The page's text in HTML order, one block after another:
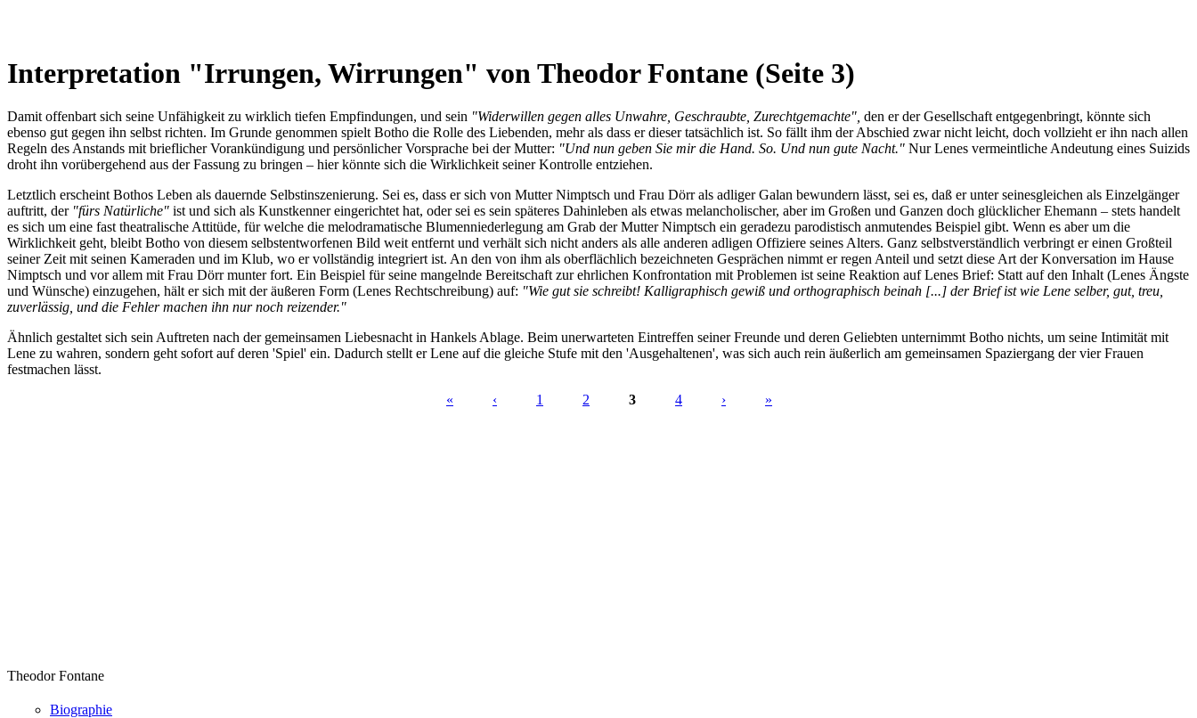
Interpretation "Irrungen, Wirrungen" von Theodor Fontane (Seite 3)
Damit offenbart sich seine Unfähigkeit zu wirklich tiefen Empfindungen, und sein "Widerwillen gegen alles Unwahre, Geschraubte, Zurechtgemachte", den er der Gesellschaft entgegenbringt, könnte sich
ebenso gut gegen ihn selbst richten. Im Grunde genommen spielt Botho die Rolle des Liebenden, mehr als dass er dieser tatsächlich ist. So fällt ihm der Abschied zwar nicht leicht, doch vollzieht er ihn nach allen
Regeln des Anstands mit brieflicher Vorankündigung und persönlicher Vorsprache bei der Mutter: "Und nun geben Sie mir die Hand. So. Und nun gute Nacht." Nur Lenes vermeintliche Andeutung eines Suizids
droht ihn vorübergehend aus der Fassung zu bringen – hier könnte sich die Wirklichkeit seiner Kontrolle entziehen.
Letztlich erscheint Bothos Leben als dauernde Selbstinszenierung. Sei es, dass er sich von Mutter Nimptsch und Frau Dörr als adliger Galan bewundern lässt, sei es, daß er unter seinesgleichen als Einzelgänger
auftritt, der "fürs Natürliche" ist und sich als Kunstkenner eingerichtet hat, oder sei es sein späteres Dahinleben als etwas melancholischer, aber im Großen und Ganzen doch glücklicher Ehemann – stets handelt
es sich um eine fast theatralische Attitüde, für welche die melodramatische Blumenniederlegung am Grab der Mutter Nimptsch ein geradezu parodistisch anmutendes Beispiel gibt. Wenn es aber um die
Wirklichkeit geht, bleibt Botho von diesem selbstentworfenen Bild weit entfernt und verhält sich nicht anders als alle anderen adligen Offiziere seines Alters. Ganz selbstverständlich verbringt er einen Großteil
seiner Zeit mit seinen Kameraden und im Klub, wo er vollständig integriert ist. An den von ihm als oberflächlich bezeichneten Gesprächen nimmt er regen Anteil und setzt diese Art der Konversation im Hause
Nimptsch und vor allem mit Frau Dörr munter fort. Ein Beispiel für seine mangelnde Bereitschaft zur ehrlichen Konfrontation mit Problemen ist seine Reaktion auf Lenes Brief: Statt auf den Inhalt (Lenes Ängste
und Wünsche) einzugehen, hält er sich mit der äußeren Form (Lenes Rechtschreibung) auf: "Wie gut sie schreibt! Kalligraphisch gewiß und orthographisch beinah [...] der Brief ist wie Lene selber, gut, treu,
zuverlässig, und die Fehler machen ihn nur noch reizender."
Ähnlich gestaltet sich sein Auftreten nach der gemeinsamen Liebesnacht in Hankels Ablage. Beim unerwarteten Eintreffen seiner Freunde und deren Geliebten unternimmt Botho nichts, um seine Intimität mit
Lene zu wahren, sondern geht sofort auf deren 'Spiel' ein. Dadurch stellt er Lene auf die gleiche Stufe mit den 'Ausgehaltenen', was sich auch rein äußerlich am gemeinsamen Spaziergang der vier Frauen
festmachen lässt.
« ‹ 1 2 3 4 › »
Theodor Fontane
Biographie